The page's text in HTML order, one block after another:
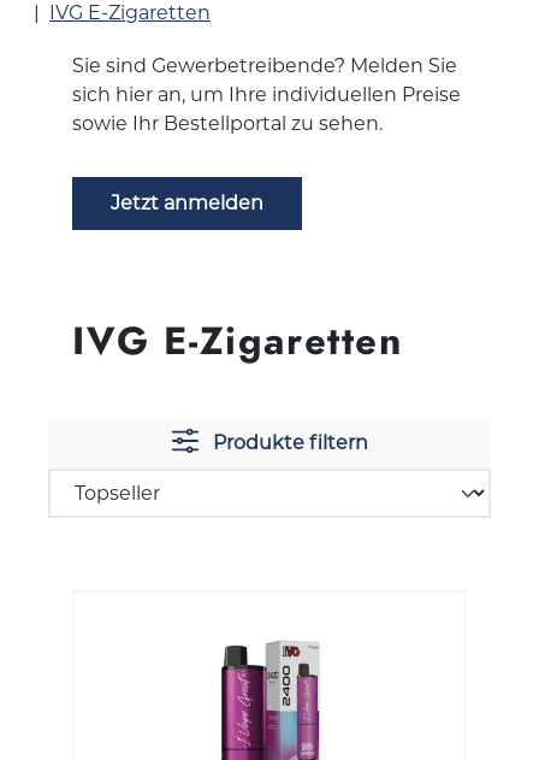
IVG E-Zigaretten
IVG E-Zigaretten
Sie sind Gewerbetreibende? Melden Sie
sich hier an, um Ihre individuellen Preise
sowie Ihr Bestellportal zu sehen.
Jetzt anmelden
Produkte filtern